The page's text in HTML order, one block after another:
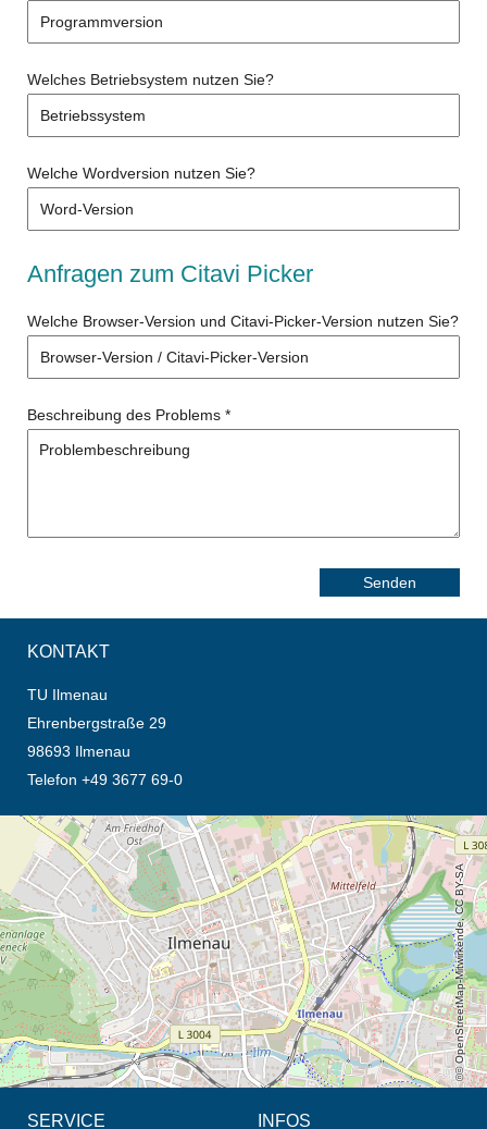
Welches Betriebsystem nutzen Sie?
Welche Wordversion nutzen Sie?
Anfragen zum Citavi Picker
Welche Browser-Version und Citavi-Picker-Version nutzen Sie?
Beschreibung des Problems *
Senden
KONTAKT
TU Ilmenau
Ehrenbergstraße 29
98693 Ilmenau
Telefon +49 3677 69-0
Öffnet die Anfahrtsbeschreibung in neuem Tab (Karte)
© OpenStreetMap-Mitwirkende, CC BY-SA
SERVICE INFOS